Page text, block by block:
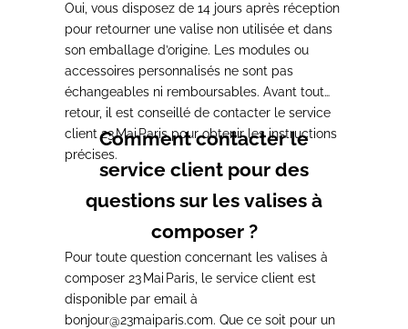
Oui, vous disposez de 14 jours après réception
pour retourner une valise non utilisée et dans
son emballage d’origine. Les modules ou
accessoires personnalisés ne sont pas
échangeables ni remboursables. Avant tout
retour, il est conseillé de contacter le service
client 23 Mai Paris pour obtenir les instructions
précises.
Comment contacter le
service client pour des
questions sur les valises à
composer ?
Pour toute question concernant les valises à
composer 23 Mai Paris, le service client est
disponible par email à
bonjour@23maiparis.com. Que ce soit pour un